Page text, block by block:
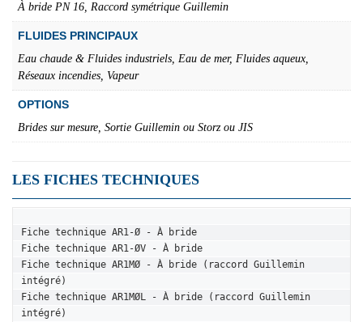
À bride PN 16, Raccord symétrique Guillemin
FLUIDES PRINCIPAUX
Eau chaude & Fluides industriels, Eau de mer, Fluides aqueux,
Réseaux incendies, Vapeur
OPTIONS
Brides sur mesure, Sortie Guillemin ou Storz ou JIS
LES FICHES TECHNIQUES
Fiche technique AR1-Ø - À bride
Fiche technique AR1-ØV - À bride
Fiche technique AR1MØ - À bride (raccord Guillemin
intégré)
Fiche technique AR1MØL - À bride (raccord Guillemin
intégré)